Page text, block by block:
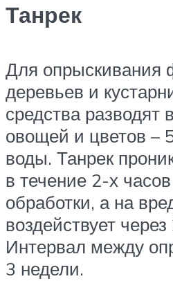
Танрек
Для опрыскивания
деревьев и
средства разводят
овощей и цветов –
воды. Танрек
в течение 2-х
обработки, а на
воздействует
Интервал между
3 недели.